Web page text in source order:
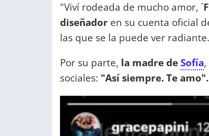
"Viví rodeada de mucho amor, ´
diseñador en su cuenta oficial
las que se la puede ver radiante.
Por su parte, la madre deSofía,
sociales: "Así siempre. Te amo".